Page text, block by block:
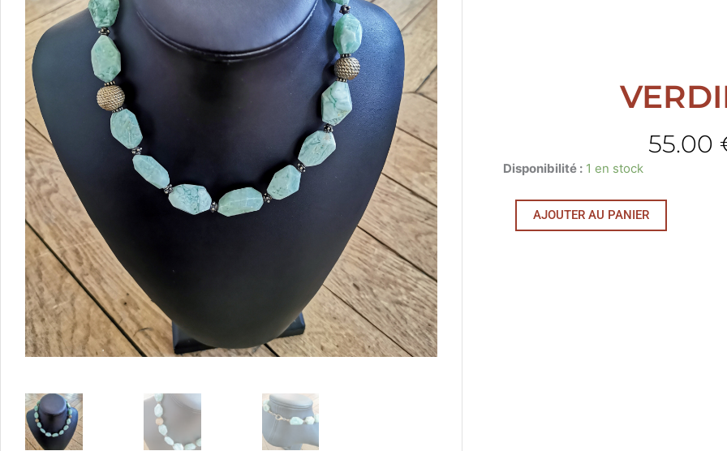
55.00
Disponibilité : 1 en stock
quantité
Verdier
AJOUTER AU PANIER